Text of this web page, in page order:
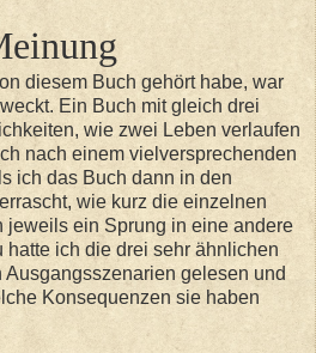
diesem Buch gehört habe, war
Ein Buch mit gleich drei
wie zwei Leben verlaufen
nach einem vielversprechenden
ich das Buch dann in den
wie kurz die einzelnen
jeweils ein Sprung in eine andere
hatte ich die drei sehr ähnlichen
gelesen und
Konsequenzen sie haben